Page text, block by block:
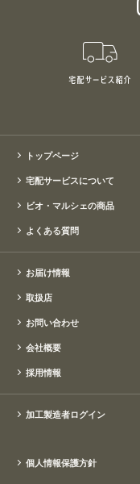
トップページ
宅配サービスについて
ビオ・マルシェの商品
よくある質問
お届け情報
取扱店
お問い合わせ
会社概要
採用情報
加工製造者ログイン
個人情報保護方針